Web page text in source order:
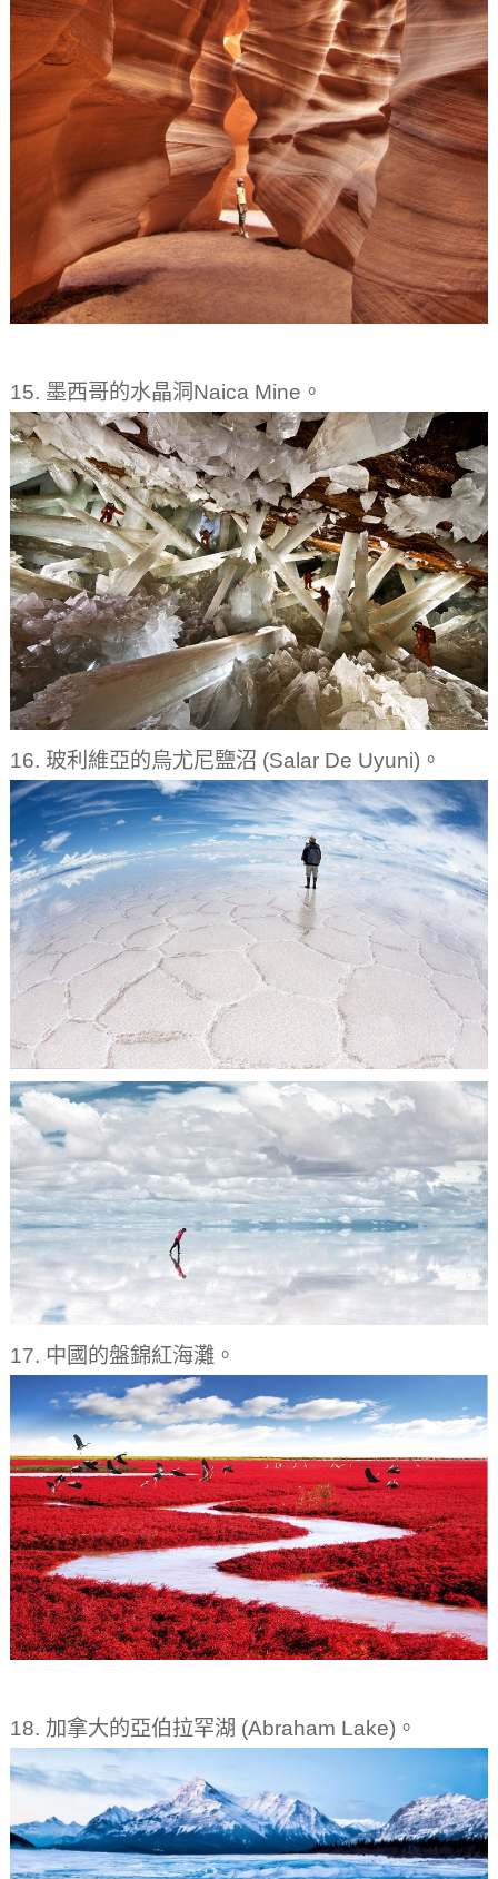
15. 墨西哥的水晶洞Naica Mine。
16. 玻利維亞的烏尤尼鹽沼 (Salar De Uyuni)。
17. 中國的盤錦紅海灘。
18. 加拿大的亞伯拉罕湖 (Abraham Lake)。